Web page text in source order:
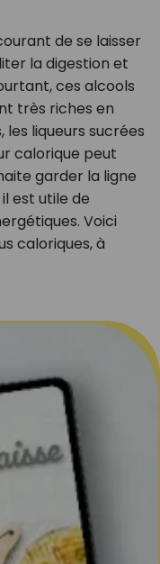
de se laisser
la digestion et
ces alcools
très riches en
liqueurs sucrées
calorique peut
garder la ligne
est utile de
Voici
caloriques, à